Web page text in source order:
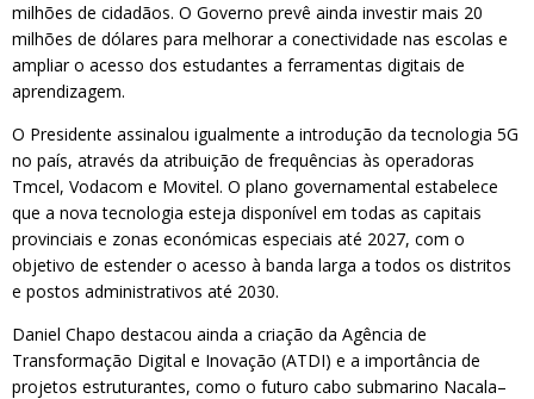
milhões de cidadãos. O Governo prevê ainda investir mais 20
milhões de dólares para melhorar a conectividade nas escolas e
ampliar o acesso dos estudantes a ferramentas digitais de
aprendizagem.
O Presidente assinalou igualmente a introdução da tecnologia 5G
no país, através da atribuição de frequências às operadoras
Tmcel, Vodacom e Movitel. O plano governamental estabelece
que a nova tecnologia esteja disponível em todas as capitais
provinciais e zonas económicas especiais até 2027, com o
objetivo de estender o acesso à banda larga a todos os distritos
e postos administrativos até 2030.
Daniel Chapo destacou ainda a criação da Agência de
Transformação Digital e Inovação (ATDI) e a importância de
projetos estruturantes, como o futuro cabo submarino Nacala–